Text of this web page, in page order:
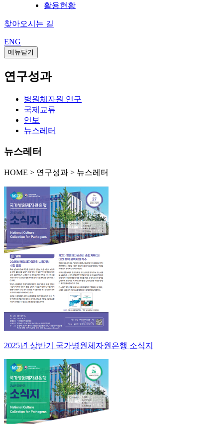
활용현황
찾아오시는 길
ENG
메뉴닫기
연구성과
병원체자원 연구
국제교류
연보
뉴스레터
뉴스레터
HOME > 연구성과 > 뉴스레터
2025년 상반기 국가병원체자원은행 소식지